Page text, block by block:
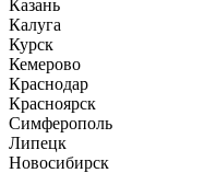
Казань
Калуга
Курск
Кемерово
Краснодар
Красноярск
Симферополь
Липецк
Новосибирск